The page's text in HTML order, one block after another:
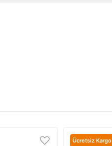
Ücretsiz Kargo